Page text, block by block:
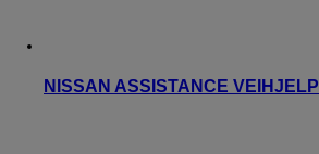
NISSAN ASSISTANCE VEIHJELP